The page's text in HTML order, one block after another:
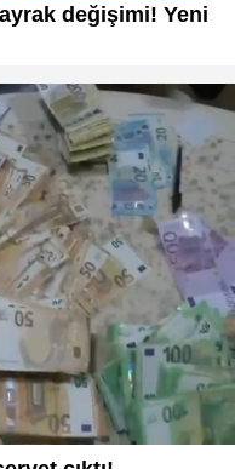
değişimi! Yeni